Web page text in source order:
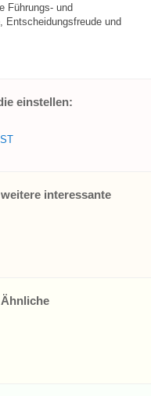
Führungs- und
und
einstellen:
interessante